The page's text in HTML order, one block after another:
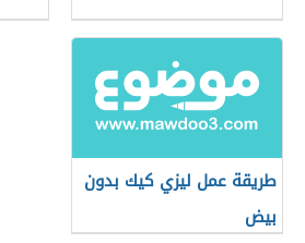
طريقة عمل ليزي كيك بدون
بيض